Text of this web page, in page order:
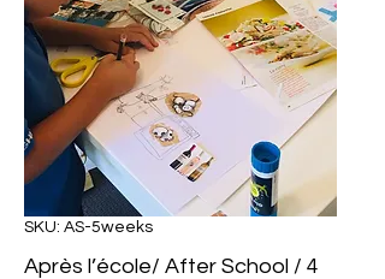
SKU: AS-5weeks
Après l’école/ After School / 4